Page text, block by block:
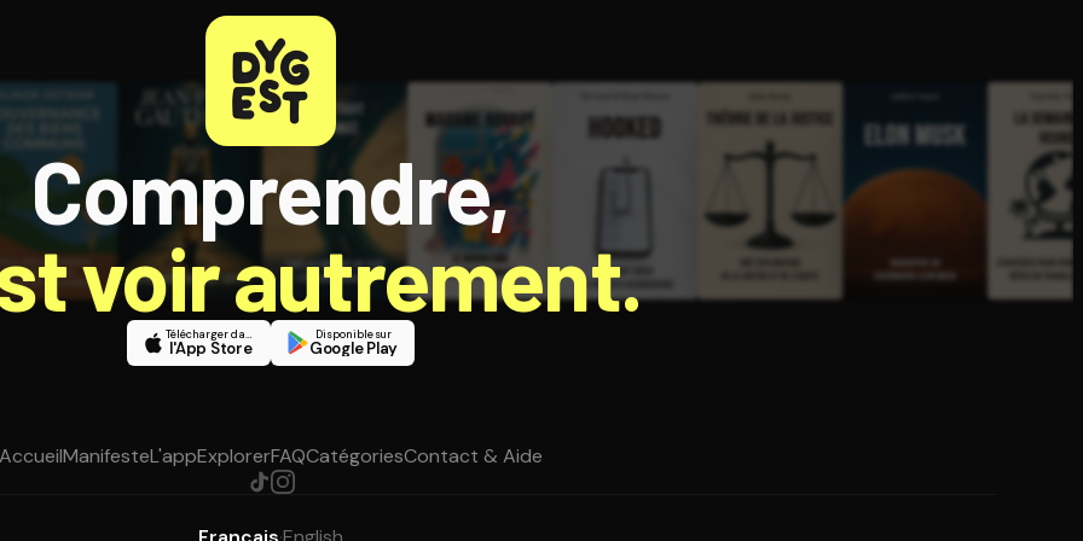
Comprendre,
voir autrement.
Télécharger dans
l'App Store
Disponible sur
Google Play
AccueilManifesteL'appExplorerFAQCatégoriesContact & Aide